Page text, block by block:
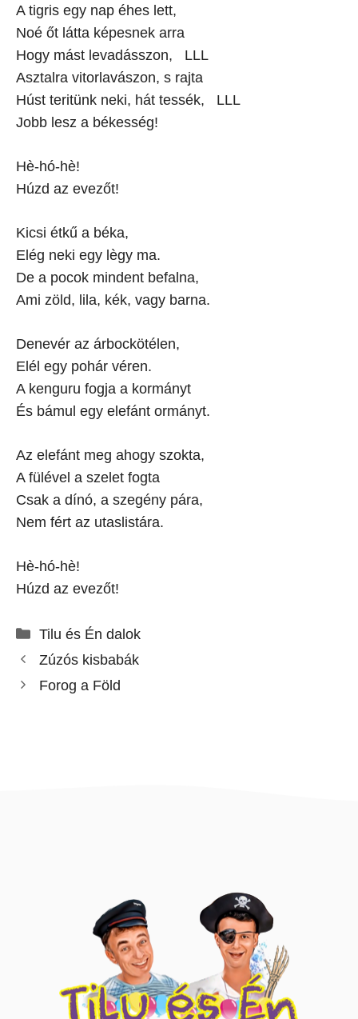
A tigris egy nap éhes lett,
Noé őt látta képesnek arra
Hogy mást levadásszon, LLL
Asztalra vitorlavászon, s rajta
Húst teritünk neki, hát tessék, LLL
Jobb lesz a békesség!
Hè-hó-hè!
Húzd az evezőt!
Kicsi étkű a béka,
Elég neki egy lègy ma.
De a pocok mindent befalna,
Ami zöld, lila, kék, vagy barna.
Denevér az árbockötélen,
Elél egy pohár véren.
A kenguru fogja a kormányt
És bámul egy elefánt ormányt.
Az elefánt meg ahogy szokta,
A fülével a szelet fogta
Csak a dínó, a szegény pára,
Nem fért az utaslistára.
Hè-hó-hè!
Húzd az evezőt!
Kategória
Tilu és Én dalok
Zúzós kisbabák
Forog a Föld